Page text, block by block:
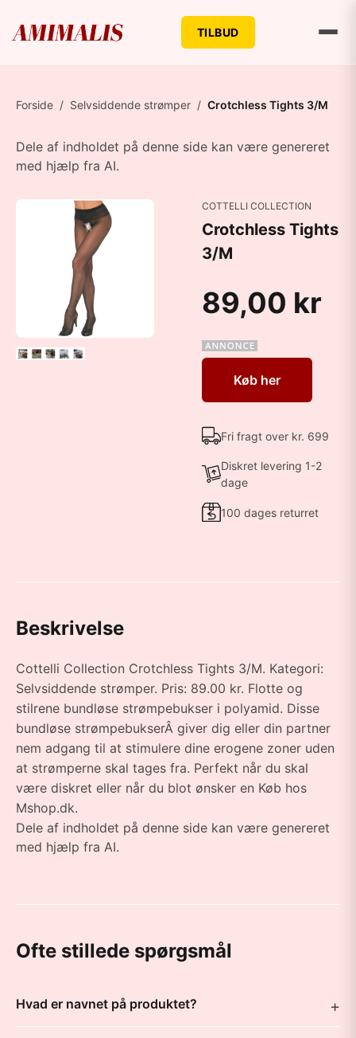
TILBUD
Forside / Selvsiddende strømper / Crotchless Tights 3/M
Dele af indholdet på denne side kan være genereret
med hjælp fra AI.
COTTELLI COLLECTION
Crotchless Tights
3/M
89,00 kr
Køb her
Fri fragt over kr. 699
Diskret levering 1-2
dage
100 dages returret
Beskrivelse
Cottelli Collection Crotchless Tights 3/M. Kategori:
Selvsiddende strømper. Pris: 89.00 kr. Flotte og
stilrene bundløse strømpebukser i polyamid. Disse
bundløse strømpebukserÂ giver dig eller din partner
nem adgang til at stimulere dine erogene zoner uden
at strømperne skal tages fra. Perfekt når du skal
være diskret eller når du blot ønsker en Køb hos
Mshop.dk.
Dele af indholdet på denne side kan være genereret
med hjælp fra AI.
Ofte stillede spørgsmål
Hvad er navnet på produktet?